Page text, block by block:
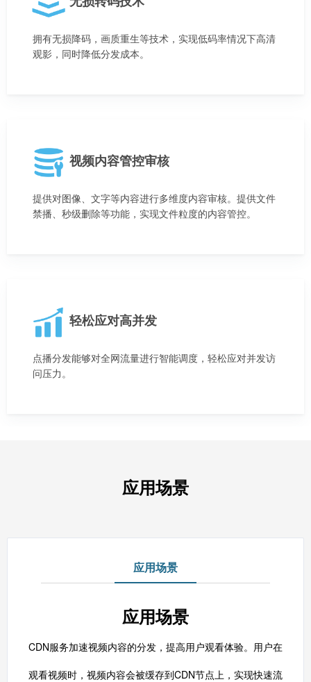
拥有无损降码，画质重生等技术，实现低码率情况下高清
观影，同时降低分发成本。
视频内容管控审核
提供对图像、文字等内容进行多维度内容审核。提供文件
禁播、秒级删除等功能，实现文件粒度的内容管控。
轻松应对高并发
点播分发能够对全网流量进行智能调度，轻松应对并发访
问压力。
应用场景
应用场景
应用场景
CDN服务加速视频内容的分发，提高用户观看体验。用户在
观看视频时，视频内容会被缓存到CDN节点上，实现快速流